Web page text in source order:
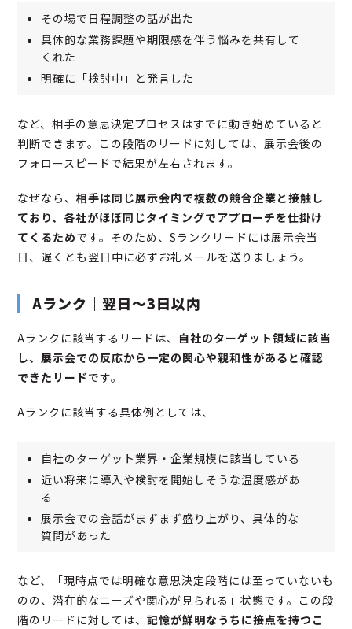
その場で日程調整の話が出た
具体的な業務課題や期限感を伴う悩みを共有して
くれた
明確に「検討中」と発言した
など、相手の意思決定プロセスはすでに動き始めていると
判断できます。この段階のリードに対しては、展示会後の
フォロースピードで結果が左右されます。
なぜなら、相手は同じ展示会内で複数の競合企業と接触し
ており、各社がほぼ同じタイミングでアプローチを仕掛け
てくるためです。そのため、Sランクリードには展示会当
日、遅くとも翌日中に必ずお礼メールを送りましょう。
Aランク｜翌日〜3日以内
Aランクに該当するリードは、 自社のターゲット領域に該当
し、展示会での反応から一定の関心や親和性があると確認
できたリードです。
Aランクに該当する具体例としては、
自社のターゲット業界・企業規模に該当している
近い将来に導入や検討を開始しそうな温度感があ
る
展示会での会話がまずまず盛り上がり、具体的な
質問があった
など、「現時点では明確な意思決定段階には至っていないも
のの、潜在的なニーズや関心が見られる」状態です。この段
階のリードに対しては、記憶が鮮明なうちに接点を持つこ